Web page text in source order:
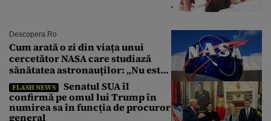
Descopera.ro
Cum arată o zi din viața unui
cercetător NASA care studiază
sănătatea astronauților: „Nu este
o știință complicată”
FLASH NEWS
Senatul SUA îl
confirmă pe omul lui Trump în
numirea sa în funcția de procuror
general